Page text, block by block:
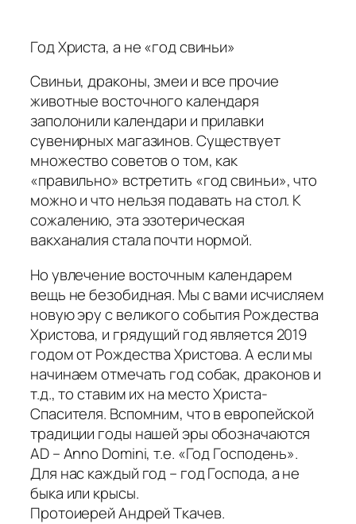
Год Христа, а не «год свиньи»
Свиньи, драконы, змеи и все прочие
животные восточного календаря
заполонили календари и прилавки
сувенирных магазинов. Существует
множество советов о том, как
«правильно» встретить «год свиньи», что
можно и что нельзя подавать на стол. К
сожалению, эта эзотерическая
вакханалия стала почти нормой.
Но увлечение восточным календарем
вещь не безобидная. Мы с вами исчисляем
новую эру с великого события Рождества
Христова, и грядущий год является 2019
годом от Рождества Христова. А если мы
начинаем отмечать год собак, драконов и
т.д., то ставим их на место Христа-
Спасителя. Вспомним, что в европейской
традиции годы нашей эры обозначаются
AD – Anno Domini, т.е. «Год Господень».
Для нас каждый год – год Господа, а не
быка или крысы.
Протоиерей Андрей Ткачев.